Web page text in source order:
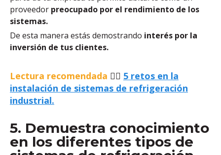
proveedor preocupado por el rendimiento de los
sistemas.
De esta manera estás demostrando interés por la
inversión de tus clientes.
Lectura recomendada 👉🏽 5 retos en la
instalación de sistemas de refrigeración
industrial.
5. Demuestra conocimiento
en los diferentes tipos de